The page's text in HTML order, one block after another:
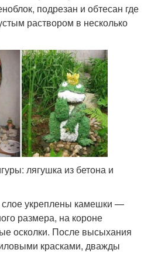
подрезан и обтесан где
раствором в несколько
лягушка из бетона и
укреплены камешки —
размера, на короне
осколки. После высыхания
красками, дважды